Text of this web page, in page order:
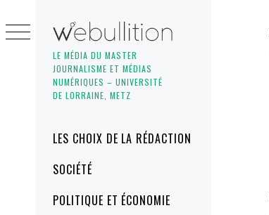
LE MÉDIA DU MASTER
JOURNALISME ET MÉDIAS
NUMÉRIQUES – UNIVERSITÉ
DE LORRAINE, METZ
MenuLES CHOIX DE LA RÉDACTION
SOCIÉTÉ
POLITIQUE ET ÉCONOMIE
to
content